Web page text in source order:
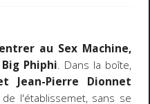
au Sex Machine,
Phiphi. Dans la boîte,
Jean-Pierre Dionnet
l'établissemet, sans se